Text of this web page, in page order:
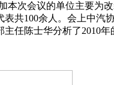
次会议的单位主要为
共100余人。会上中汽
任陈士华分析了2010